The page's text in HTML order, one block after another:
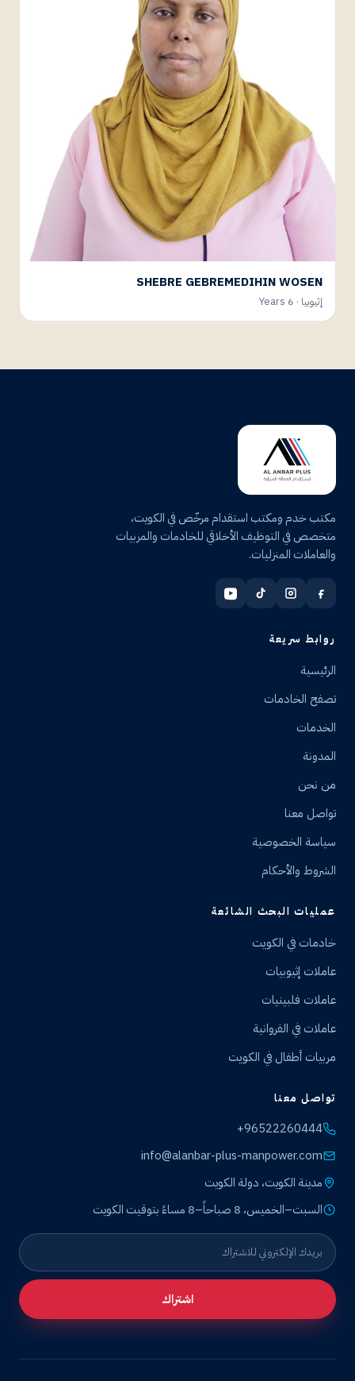
SHEBRE GEBREMEDIHIN WOSEN
إثيوبيا · 6 Years
مكتب خدم ومكتب استقدام مرخّص في الكويت،
متخصص في التوظيف الأخلاقي للخادمات والمربيات
والعاملات المنزليات.
روابط سريعة
الرئيسية
تصفح الخادمات
الخدمات
المدونة
من نحن
تواصل معنا
سياسة الخصوصية
الشروط والأحكام
عمليات البحث الشائعة
خادمات في الكويت
عاملات إثيوبيات
عاملات فلبينيات
عاملات في الفروانية
مربيات أطفال في الكويت
تواصل معنا
+96522260444
info@alanbar-plus-manpower.com
مدينة الكويت، دولة الكويت
السبت–الخميس، 8 صباحاً–8 مساءً بتوقيت الكويت
اشتراك